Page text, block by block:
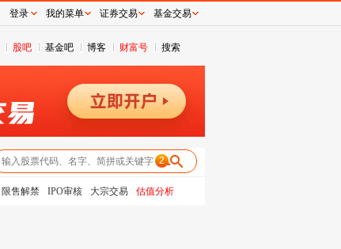
股吧 基金吧 博客 财富号 搜索
2
限售解禁 IPO审核 大宗交易 估值分析
登录 我的菜单 证券交易 基金交易